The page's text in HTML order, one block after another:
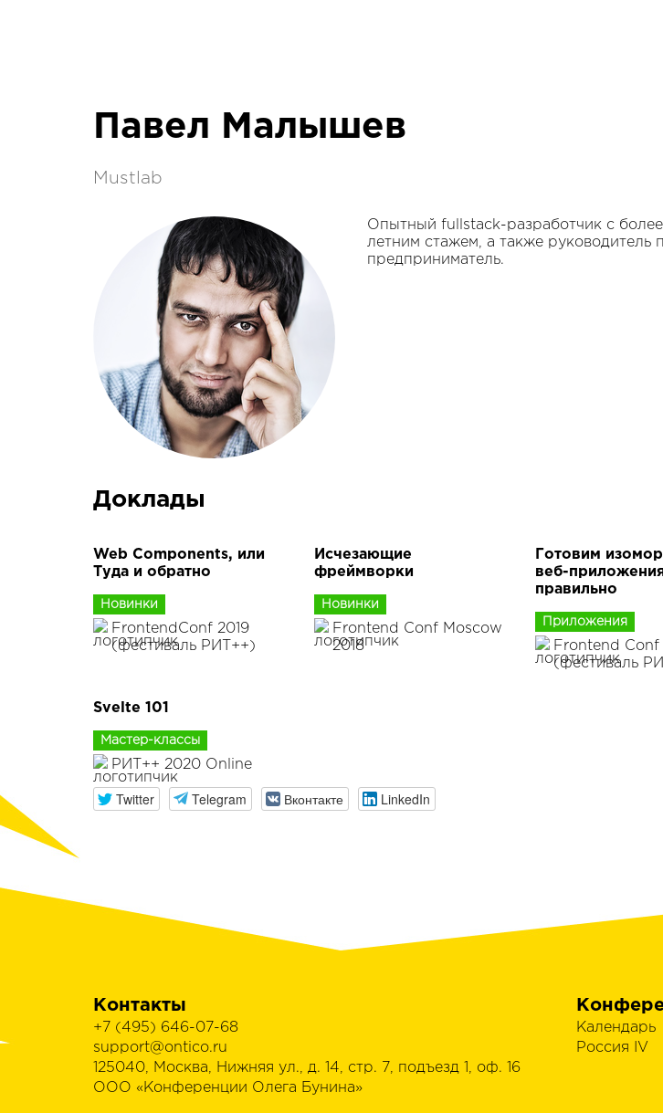
Павел Малышев
Mustlab
Опытный fullstack-разработчик с более
летним стажем, а также руководитель
предприниматель.
Доклады
Web Components, или
Туда и обратно
Новинки
FrontendConf 2019
(фестиваль РИТ++)
Исчезающие
фреймворки
Новинки
Frontend Conf Moscow
2018
Готовим
веб-
правильно
Приложения
Frontend Conf
(фестиваль
Svelte 101
Мастер-классы
РИТ++ 2020 Online
Twitter Telegram Вконтакте LinkedIn
Контакты
+7 (495) 646-07-68
support@ontico.ru
125040, Москва, Нижняя ул., д. 14, стр. 7, подъезд 1, оф. 16
ООО «Конференции Олега Бунина»
Календарь
Россия IV